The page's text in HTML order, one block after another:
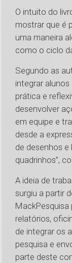
O intuito do
mostrar que é
uma maneira
como o ciclo
Segundo as
integrar
prática e
desenvolver
em equipe e
desde a
de desenhos
quadrinhos”,
A ideia de
surgiu a partir
MackPesquisa
relatórios,
de integrar os
pesquisa e
parte deste